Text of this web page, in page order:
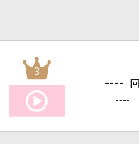
3
---- 回
----